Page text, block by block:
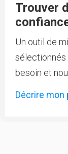
Trouver
Un outil de
sélectionnés
besoin et
Décrire mon